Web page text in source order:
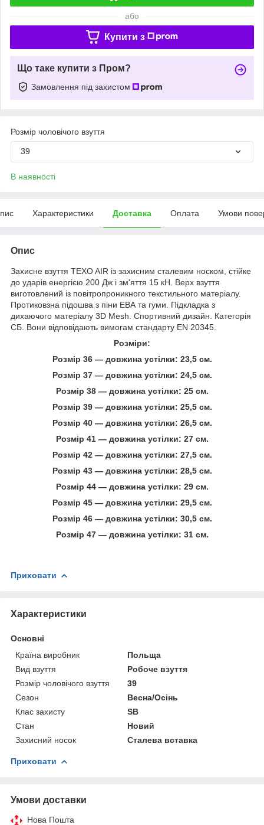
або
Купити з
Що таке купити з Пром?
Замовлення під захистом
Розмір чоловічого взуття
39
В наявності
Характеристики Доставка Оплата Умови
Опис
Захисне взуття TEXO AIR із захисним сталевим носком, стійке
до ударів енергією 200 Дж і зм'яття 15 кН. Верх взуття
виготовлений із повітропроникного текстильного матеріалу.
Протиковзна підошва з піни ЕВА та гуми. Підкладка з
дихаючого матеріалу 3D Mesh. Спортивний дизайн. Категорія
СБ. Вони відповідають вимогам стандарту EN 20345.
Розміри:
Розмір 36 — довжина устілки: 23,5 см.
Розмір 37 — довжина устілки: 24,5 см.
Розмір 38 — довжина устілки: 25 см.
Розмір 39 — довжина устілки: 25,5 см.
Розмір 40 — довжина устілки: 26,5 см.
Розмір 41 — довжина устілки: 27 см.
Розмір 42 — довжина устілки: 27,5 см.
Розмір 43 — довжина устілки: 28,5 см.
Розмір 44 — довжина устілки: 29 см.
Розмір 45 — довжина устілки: 29,5 см.
Розмір 46 — довжина устілки: 30,5 см.
Розмір 47 — довжина устілки: 31 см.
Приховати
Характеристики
Основні
Країна виробник
Польща
Вид взуття
Робоче взуття
Розмір чоловічого взуття
39
Сезон
Весна/Осінь
Клас захисту
SB
Стан
Новий
Захисний носок
Сталева вставка
Приховати
Умови доставки
Нова Пошта